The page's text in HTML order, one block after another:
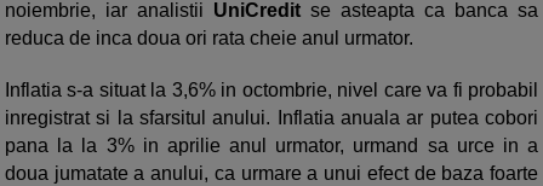
noiembrie, iar analistii UniCredit se asteapta ca banca sa
reduca de inca doua ori rata cheie anul urmator.
Inflatia s-a situat la 3,6% in octombrie, nivel care va fi probabil
inregistrat si la sfarsitul anului. Inflatia anuala ar putea cobori
pana la la 3% in aprilie anul urmator, urmand sa urce in a
doua jumatate a anului, ca urmare a unui efect de baza foarte